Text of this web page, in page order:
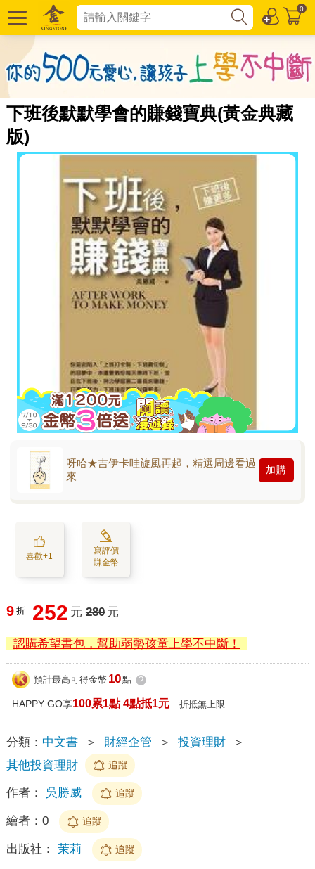
0
下班後默默學會的賺錢寶典(黃金典藏
版)
呀哈★吉伊卡哇旋風再起，精選周邊看過
來
加購
喜歡+1
寫評價
賺金幣
9 折 252 元 280 元
認購希望書包，幫助弱勢孩童上學不中斷！
預計最高可得金幣 10點 ?
HAPPY GO享100累1點 4點抵1元 折抵無上限
分類： 中文書 ＞ 財經企管 ＞ 投資理財
＞
其他投資理財
追蹤
作者： 吳勝威 追蹤
繪者： 0 追蹤
出版社： 茉莉 追蹤